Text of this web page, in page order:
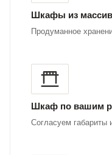
Шкафы из
Продуманное
Шкаф по вашим
Согласуем габариты